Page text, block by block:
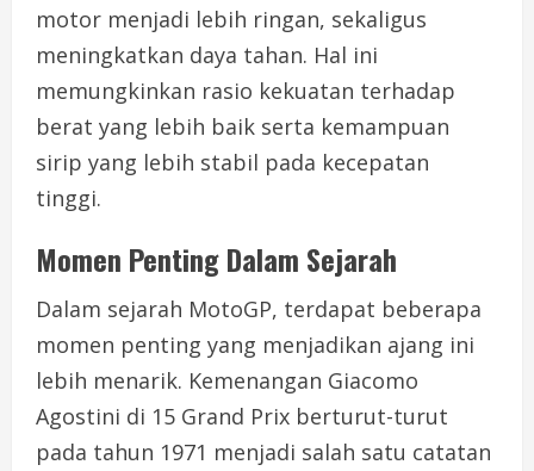
motor menjadi lebih ringan, sekaligus
meningkatkan daya tahan. Hal ini
memungkinkan rasio kekuatan terhadap
berat yang lebih baik serta kemampuan
sirip yang lebih stabil pada kecepatan
tinggi.
Momen Penting Dalam Sejarah
Dalam sejarah MotoGP, terdapat beberapa
momen penting yang menjadikan ajang ini
lebih menarik. Kemenangan Giacomo
Agostini di 15 Grand Prix berturut-turut
pada tahun 1971 menjadi salah satu catatan